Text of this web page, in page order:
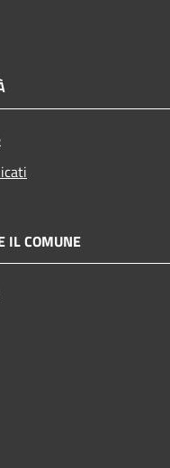
IL COMUNE